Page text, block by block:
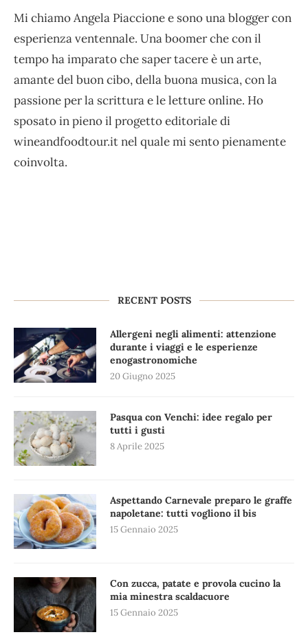
Mi chiamo Angela Piaccione e sono una blogger con
esperienza ventennale. Una boomer che con il
tempo ha imparato che saper tacere è un arte,
amante del buon cibo, della buona musica, con la
passione per la scrittura e le letture online. Ho
sposato in pieno il progetto editoriale di
wineandfoodtour.it nel quale mi sento pienamente
coinvolta.
RECENT POSTS
Allergeni negli alimenti: attenzione
durante i viaggi e le esperienze
enogastronomiche
20 Giugno 2025
Pasqua con Venchi: idee regalo per
tutti i gusti
8 Aprile 2025
Aspettando Carnevale preparo le graffe
napoletane: tutti vogliono il bis
15 Gennaio 2025
Con zucca, patate e provola cucino la
mia minestra scaldacuore
15 Gennaio 2025